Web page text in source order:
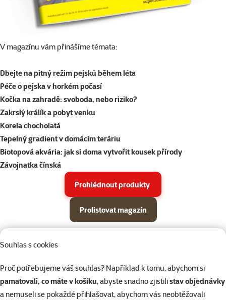
Souhlas s cookies
Proč potřebujeme váš souhlas? Například k tomu, abychom si
pamatovali, co máte v košíku, abyste snadno zjistilistav objednávky
a nemuseli se pokaždé přihlašovat, abychom vás neobtěžovali
V magazínu vám přinášíme témata:
Dbejte na pitný režim pejsků během léta
Péče o pejska v horkém počasí
Kočka na zahradě: svoboda, nebo riziko?
Zakrslý králík a pobyt venku
Korela chocholatá
Tepelný gradient v domácím teráriu
Biotopová akvária: jak si doma vytvořit kousek přírody
Závojnatka čínská
Prohlédnout produkty
Prolistovat magazín
Kočky
Parametrický filtr
Vybrané filtry
Produkty v akci Super zoo magazín léto 2026